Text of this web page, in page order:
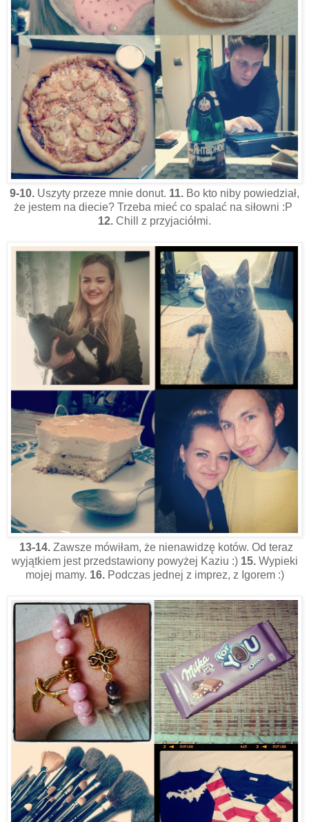
9-10. Uszyty przeze mnie donut. 11. Bo kto niby powiedział,
że jestem na diecie? Trzeba mieć co spalać na siłowni :P
12. Chill z przyjaciółmi.
13-14.Zawsze mówiłam, że nienawidzę kotów. Od teraz
wyjątkiem jest przedstawiony powyżej Kaziu :) 15. Wypieki
mojej mamy. 16. Podczas jednej z imprez, z Igorem :)